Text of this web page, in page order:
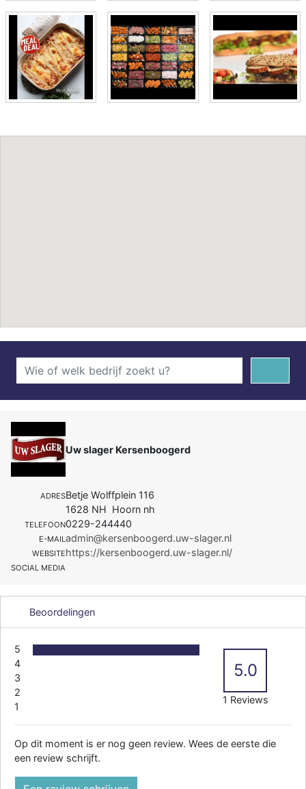
Uw slager Kersenboogerd
ADRESBetje Wolffplein 116
1628 NH Hoorn nh
TELEFOON0229-244440
E-MAILadmin@kersenboogerd.uw-slager.nl
WEBSITEhttps://kersenboogerd.uw-slager.nl/
SOCIAL MEDIA
Beoordelingen
5
4
3
2
1
5.0
1 Reviews
Op dit moment is er nog geen review. Wees de eerste die
een review schrijft.